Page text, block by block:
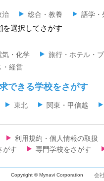
治 総合・教養 語学・
を選択してさがす
気・化学 旅行・ホテル・
・経営
できる学校をさがす
東北 関東・甲信越
利用規約・個人情報の取扱
がす
専門学校をさがす
Copyright © Mynavi Corporation 会